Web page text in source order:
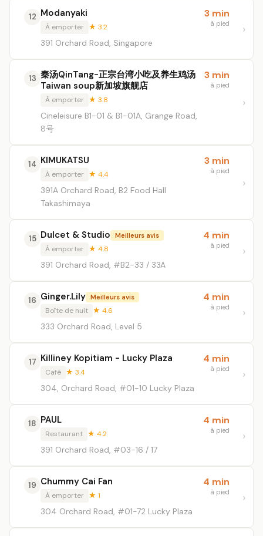
12 Modanyaki
À emporter ★ 3.2
391 Orchard Road, Singapore
3 min
à pied
13 秦汤QinTang-正宗台湾小吃及养生鸡汤
Taiwan soup新加坡旗舰店
À emporter ★ 3.8
Cineleisure B1-01 & B1-01A, Grange Road,
8号
3 min
à pied
14 KIMUKATSU
À emporter ★ 4.4
391A Orchard Road, B2 Food Hall
Takashimaya
3 min
à pied
15 Dulcet & Studio Meilleurs avis
À emporter ★ 4.8
391 Orchard Road, #B2-33 / 33A
4 min
à pied
16 Ginger.Lily Meilleurs avis
Boîte de nuit ★ 4.6
333 Orchard Road, Level 5
4 min
à pied
17 Killiney Kopitiam - Lucky Plaza
Café ★ 3.4
304, Orchard Road, #01-10 Lucky Plaza
4 min
à pied
18 PAUL
Restaurant ★ 4.2
391 Orchard Road, #03-16 / 17
4 min
à pied
19 Chummy Cai Fan
À emporter ★ 1
304 Orchard Road, #01-72 Lucky Plaza
4 min
à pied